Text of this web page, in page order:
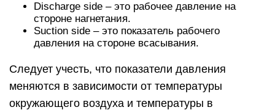
Discharge side – это рабочее давление на
стороне нагнетания.
Suction side – это показатель рабочего
давления на стороне всасывания.
Следует учесть, что показатели давления
меняются в зависимости от температуры
окружающего воздуха и температуры в